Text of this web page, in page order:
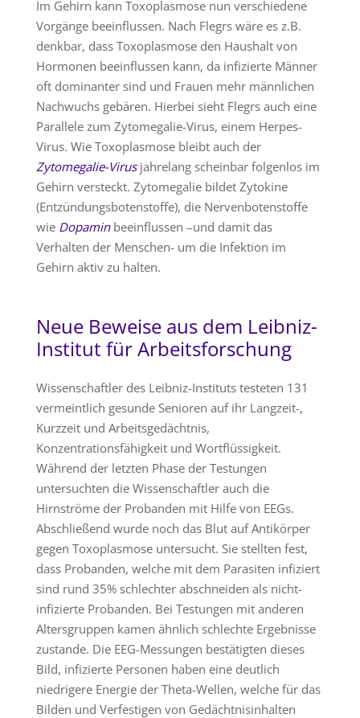
Im Gehirn kann Toxoplasmose nun verschiedene
Vorgänge beeinflussen. Nach Flegrs wäre es z.B.
denkbar, dass Toxoplasmose den Haushalt von
Hormonen beeinflussen kann, da infizierte Männer
oft dominanter sind und Frauen mehr männlichen
Nachwuchs gebären. Hierbei sieht Flegrs auch eine
Parallele zum Zytomegalie-Virus, einem Herpes-
Virus. Wie Toxoplasmose bleibt auch der
Zytomegalie-Virusjahrelang scheinbar folgenlos im
Gehirn versteckt. Zytomegalie bildet Zytokine
(Entzündungsbotenstoffe), die Nervenbotenstoffe
wie Dopaminbeeinflussen –und damit das
Verhalten der Menschen- um die Infektion im
Gehirn aktiv zu halten.
Neue Beweise aus dem Leibniz-
Institut für Arbeitsforschung
Wissenschaftler des Leibniz-Instituts testeten 131
vermeintlich gesunde Senioren auf ihr Langzeit-,
Kurzzeit und Arbeitsgedächtnis,
Konzentrationsfähigkeit und Wortflüssigkeit.
Während der letzten Phase der Testungen
untersuchten die Wissenschaftler auch die
Hirnströme der Probanden mit Hilfe von EEGs.
Abschließend wurde noch das Blut auf Antikörper
gegen Toxoplasmose untersucht. Sie stellten fest,
dass Probanden, welche mit dem Parasiten infiziert
sind rund 35% schlechter abschneiden als nicht-
infizierte Probanden. Bei Testungen mit anderen
Altersgruppen kamen ähnlich schlechte Ergebnisse
zustande. Die EEG-Messungen bestätigten dieses
Bild, infizierte Personen haben eine deutlich
niedrigere Energie der Theta-Wellen, welche für das
Bilden und Verfestigen von Gedächtnisinhalten